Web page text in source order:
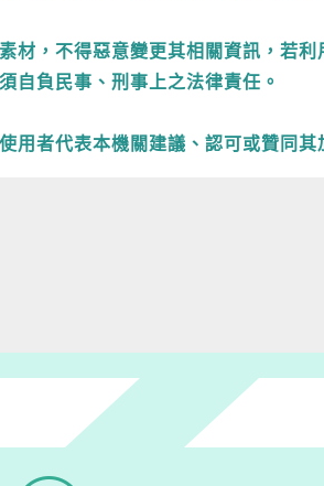
材，不得惡意變更其相關資訊，若
自負民事、刑事上之法律責任。
用者代表本機關建議、認可或贊同其